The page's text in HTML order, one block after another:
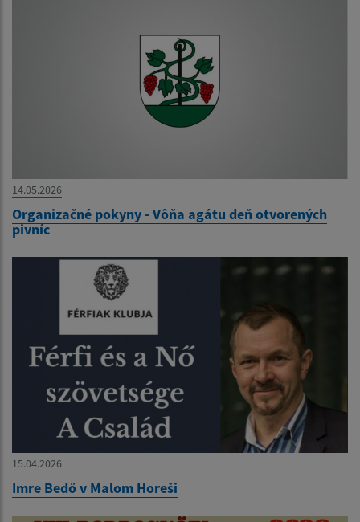
14.05.2026
Organizačné pokyny - Vôňa agátu deň otvorených
pivníc
15.04.2026
Imre Bedő v Malom Horeši